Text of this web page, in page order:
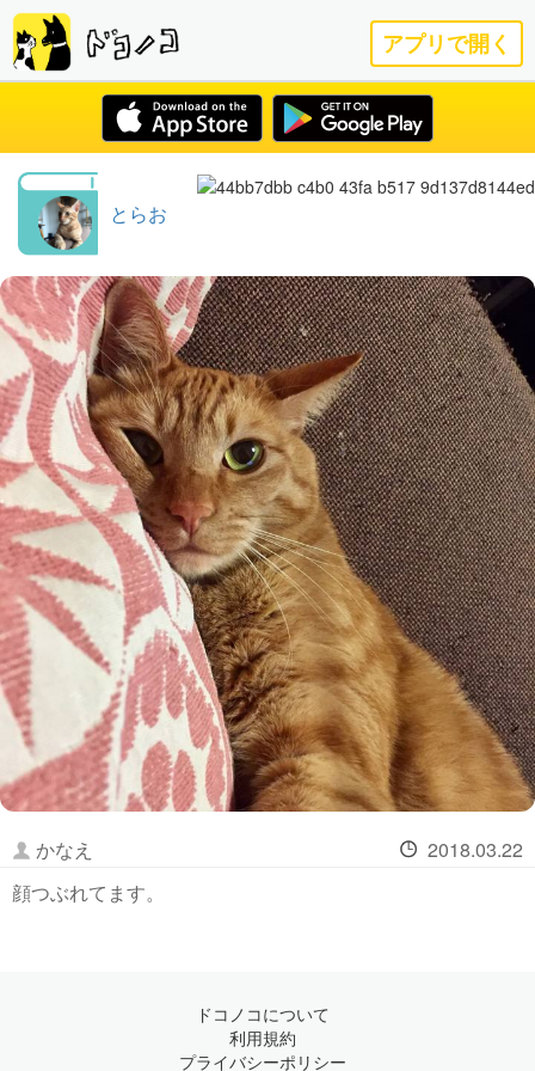
アプリで開く
とらお
かなえ
2018.03.22
顔つぶれてます。
ドコノコについて
利用規約
プライバシーポリシー